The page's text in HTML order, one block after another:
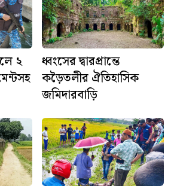
২
ধ্বংসের দ্বারপ্রান্তে
কড়ৈতলীর ঐতিহাসিক
জমিদারবাড়ি